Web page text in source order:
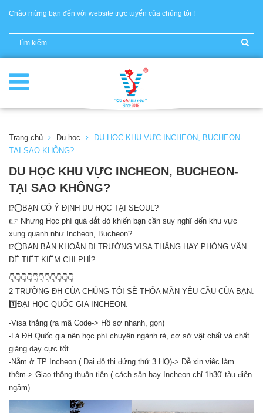
Chào mừng bạn đến với website trực tuyến của chúng tôi !
Trang chủ Du học
DU HỌC KHU VỰC INCHEON, BUCHEON-
TẠI SAO KHÔNG?
DU HỌC KHU VỰC INCHEON, BUCHEON-
TẠI SAO KHÔNG?
⁉️⭕️BẠN CÓ Ý ĐỊNH DU HỌC TẠI SEOUL?
👉 Nhưng Học phí quá đắt đỏ khiến bạn cần suy nghĩ đến khu vực
xung quanh như Incheon, Bucheon?
⁉️⭕️BẠN BĂN KHOĂN ĐI TRƯỜNG VISA THẲNG HAY PHỎNG VẤN
ĐỂ TIẾT KIỆM CHI PHÍ?
👇👇👇👇👇👇👇👇👇👇👇
2 TRƯỜNG ĐH CỦA CHÚNG TÔI SẼ THỎA MÃN YÊU CẦU CỦA BẠN:
1️⃣ĐẠI HỌC QUỐC GIA INCHEON:
-Visa thẳng (ra mã Code-> Hồ sơ nhanh, gọn)
-Là ĐH Quốc gia nên học phí chuyên ngành rẻ, cơ sở vật chất và chất
giảng dạy cực tốt
-Nằm ở TP Incheon ( Đại đô thị đứng thứ 3 HQ)-> Dễ xin việc làm
thêm-> Giao thông thuận tiện ( cách sân bay Incheon chỉ 1h30' tàu điện
ngầm)